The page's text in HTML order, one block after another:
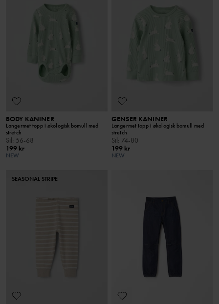
BODY KANINER
Langermet topp i økologisk bomull med
stretch
Stl: 56-68
199 kr
NEW
GENSER KANINER
Langermet topp i økologisk bomull med
stretch
Stl: 74-80
199 kr
NEW
SEASONAL STRIPE